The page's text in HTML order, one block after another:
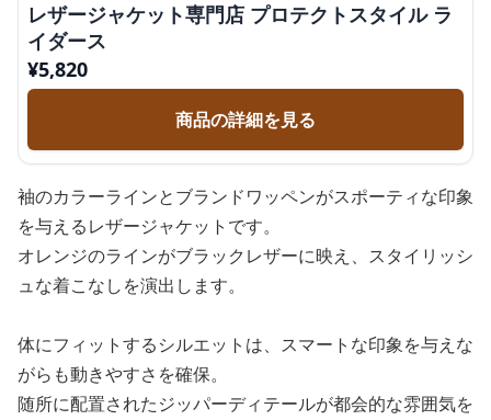
レザージャケット専門店 プロテクトスタイル ラ
イダース
¥5,820
商品の詳細を見る
袖のカラーラインとブランドワッペンがスポーティな印象
を与えるレザージャケットです。
オレンジのラインがブラックレザーに映え、スタイリッシ
ュな着こなしを演出します。
体にフィットするシルエットは、スマートな印象を与えな
がらも動きやすさを確保。
随所に配置されたジッパーディテールが都会的な雰囲気を